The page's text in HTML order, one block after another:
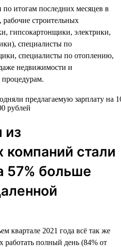
итогам последних месяцев в
строительных
гипсокартонщики, электрики,
специалисты по
специалисты по отоплению,
недвижимости и
из
компаний стали
57% больше
квартале 2021 года всё так же
работать полный день (84% от